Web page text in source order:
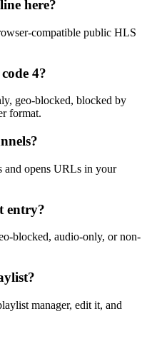
here?
compatible public HLS
4?
geo-blocked, blocked by
format.
and opens URLs in your
entry?
blocked, audio-only, or non-
manager, edit it, and